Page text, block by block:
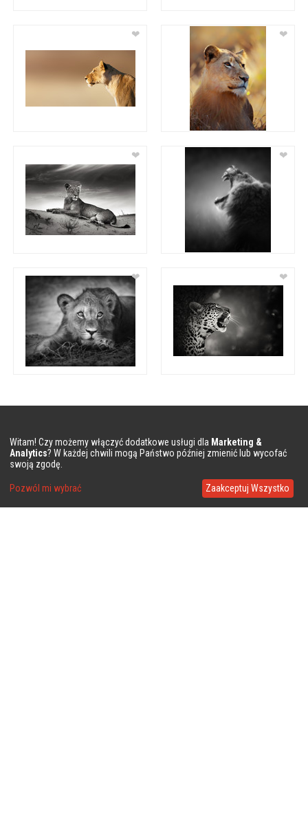
❤ ❤
❤ ❤
❤ ❤
FIRMA
Witam! Czy możemy włączyć dodatkowe usługi dla Marketing &
Analytics? W każdej chwili mogą Państwo później zmienić lub wycofać
swoją zgodę.
Pozwól mi wybrać Zaakceptuj Wszystko